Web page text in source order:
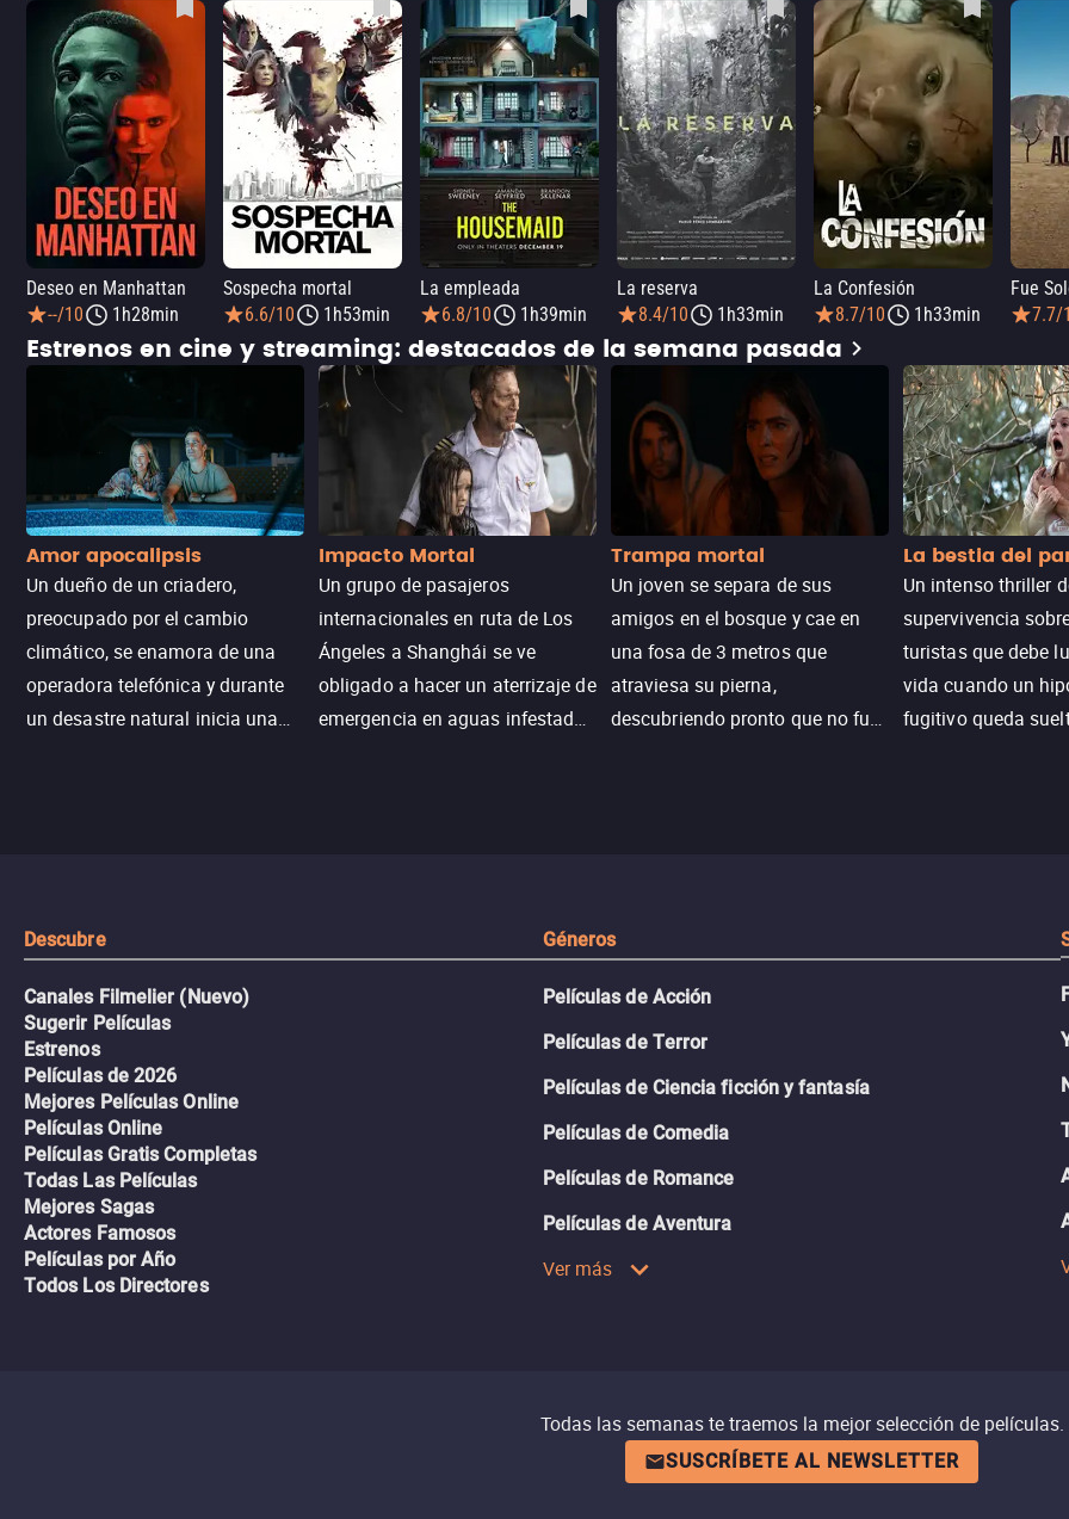
Deseo en Manhattan
--/10
1h28min
Sospecha mortal
6.6/10
1h53min
La empleada
6.8/10
1h39min
La reserva
8.4/10
1h33min
La Confesión
8.7/10
1h33min
Fue
7.7/
Estrenos en cine y streaming: destacados de la semana pasada
Amor apocalipsis
Un dueño de un criadero,
preocupado por el cambio
climático, se enamora de una
operadora telefónica y durante
un desastre natural inicia una
Impacto Mortal
Un grupo de pasajeros
internacionales en ruta de Los
Ángeles a Shanghái se ve
obligado a hacer un aterrizaje de
emergencia en aguas infestadas
Trampa mortal
Un joven se separa de sus
amigos en el bosque y cae en
una fosa de 3 metros que
atraviesa su pierna,
descubriendo pronto que no fue
La bestia del
Un intenso thriller
supervivencia
turistas que debe
vida cuando un
fugitivo queda
Descubre
Canales Filmelier (Nuevo)
Sugerir Películas
Estrenos
Películas de 2026
Mejores Películas Online
Películas Online
Películas Gratis Completas
Todas Las Películas
Mejores Sagas
Actores Famosos
Películas por Año
Todos Los Directores
Géneros
Películas de Acción
Películas de Terror
Películas de Ciencia ficción y fantasía
Películas de Comedia
Películas de Romance
Películas de Aventura
Ver más
Todas las semanas te traemos la mejor selección de películas.
SUSCRÍBETE AL NEWSLETTER